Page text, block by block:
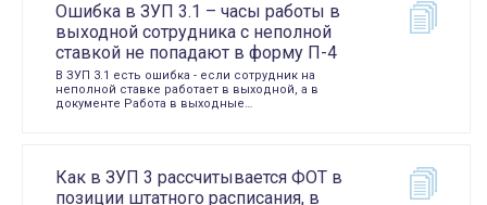
Ошибка в ЗУП 3.1 – часы работы в
выходной сотрудника с неполной
ставкой не попадают в форму П-4
В ЗУП 3.1 есть ошибка - если сотрудник на
неполной ставке работает в выходной, а в
документе Работа в выходные…
Как в ЗУП 3 рассчитывается ФОТ в
позиции штатного расписания, в